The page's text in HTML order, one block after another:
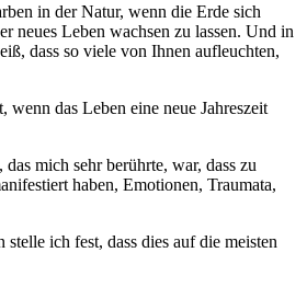
in der Natur, wenn die Erde sich
neues Leben wachsen zu lassen. Und in
dass so viele von Ihnen aufleuchten,
das Leben eine neue Jahreszeit
mich sehr berührte, war, dass zu
haben, Emotionen, Traumata,
ich fest, dass dies auf die meisten